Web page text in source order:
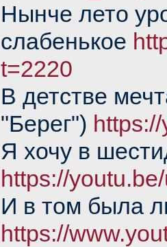
Нынче лето
слабенькое
t=2220
В детстве
"Берег")
Я хочу в
https://
И в том была
https://